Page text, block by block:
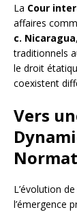
La Cour
affaires
c. Nicaragua
traditionnels
le droit
coexistent
Vers
L’évolution
l’émergence